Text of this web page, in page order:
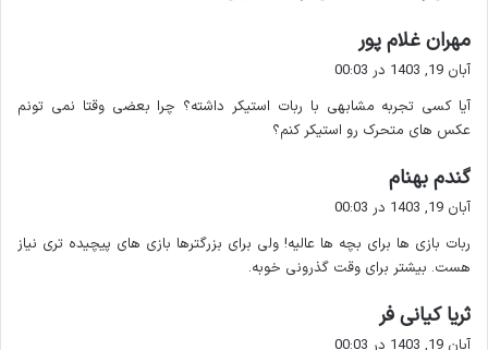
استفاده می کند و به شما اطلاعات دقیقی ارائه می دهد.
نحوه استفاده :
نام شهر یا کشور مورد نظر را وارد کنید.
اطلاعات مربوط به آب و هوا را دریافت کنید.
۵. ربات @TranslateBot – مترجم فوری
یکی از بهترین هاست. این ربات از
مهران غلام پور
ف
:
آبان 19, 1403 در 00:03
آیا کسی تجربه مشابهی با ربات استیکر داشته؟ چرا بعضی وقتا نمی تونم
عکس های متحرک رو استیکر کنم؟
گندم بهنام
:
آبان 19, 1403 در 00:03
ربات بازی ها برای بچه ها عالیه! ولی برای بزرگترها بازی های پیچیده تری نیاز
هست. بیشتر برای وقت گذرونی خوبه.
ثریا کیانی فر
آبان 19, 1403 در 00:03